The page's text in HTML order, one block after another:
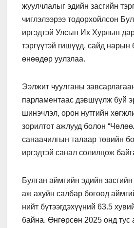
жуулчлалыг эдийн засгийн
чиглэлээрээ тодорхойлсон
иргэдтэй Улсын Их Хурлын
тэргүүтэй гишүүд, сайд нарын
өнөөдөр уулзлаа.
Ээлжит чуулганы
парламентаас дэвшүүлж буй
шинэчлэл, орон нутгийн
зорилтот ажлууд болон
санаачилгын талаар төвийн
иргэдтэй санал солилцож
Булган аймгийн эдийн
аж ахуйн салбар бөгөөд
нийт бүтээгдэхүүний 63.5
байна. Өнгөрсөн 2025 онд тус